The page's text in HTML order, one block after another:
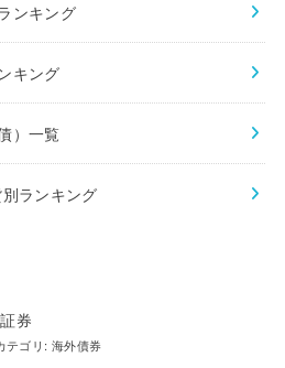
ンキング
キング
）一覧
ランキング
券
テゴリ: 海外債券